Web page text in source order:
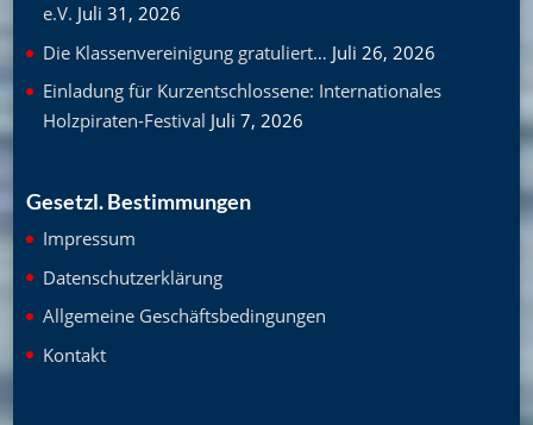
e.V. Juli 31, 2026
Die Klassenvereinigung gratuliert… Juli 26, 2026
Einladung für Kurzentschlossene: Internationales
Holzpiraten-Festival Juli 7, 2026
Gesetzl. Bestimmungen
Impressum
Datenschutzerklärung
Allgemeine Geschäftsbedingungen
Kontakt